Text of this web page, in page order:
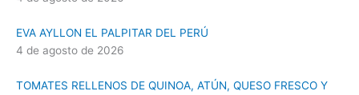
EVA AYLLON EL PALPITAR DEL PERÚ
4 de agosto de 2026
TOMATES RELLENOS DE QUINOA, ATÚN, QUESO FRESCO Y